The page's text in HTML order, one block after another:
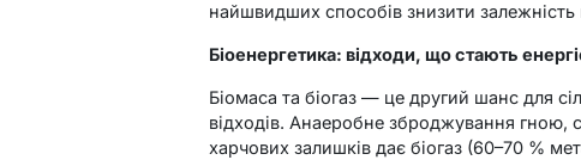
найшвидших способів знизити залежність
Біоенергетика: відходи, що стають
Біомаса та біогаз — це другий шанс для
відходів. Анаеробне зброджування гною,
харчових залишків дає біогаз (60–70 %